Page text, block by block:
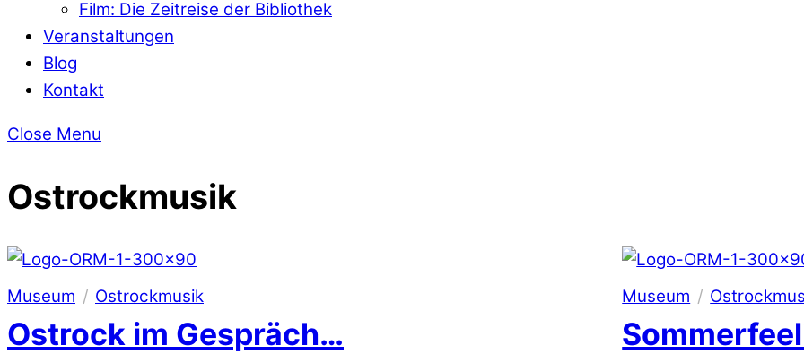
Film: Die Zeitreise der Bibliothek
Veranstaltungen
Blog
Kontakt
Close Menu
Ostrockmusik
Museum Ostrockmusik
Ostrock im Gespräch…
Museum